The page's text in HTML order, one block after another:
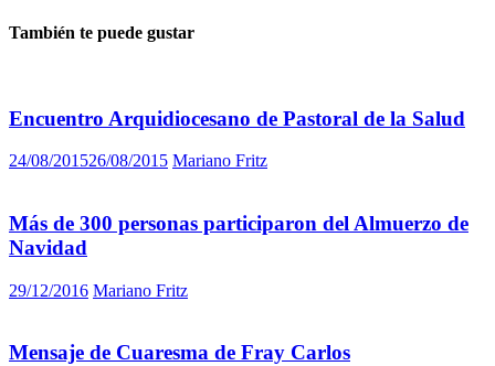
También te puede gustar
Encuentro Arquidiocesano de Pastoral de la Salud
24/08/201526/08/2015 Mariano Fritz
Más de 300 personas participaron del Almuerzo de
Navidad
29/12/2016 Mariano Fritz
Mensaje de Cuaresma de Fray Carlos